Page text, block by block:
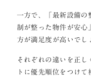
一方で、「最新設備の
制が整った物件が安心
方が満足度が高いでし
それぞれの違いを正
トに優先順位をつけて